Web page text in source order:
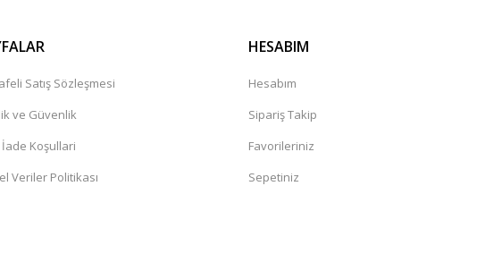
Satış Sözleşmesi
ve Güvenlik
Koşullari
Veriler Politikası
HESABIM
Hesabım
Sipariş Takip
Favorileriniz
Sepetiniz